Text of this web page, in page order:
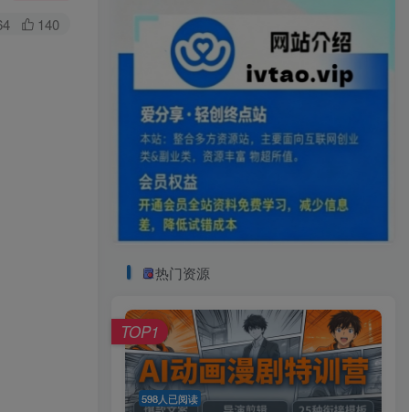
140
热门资源
598人已阅读
TOP1